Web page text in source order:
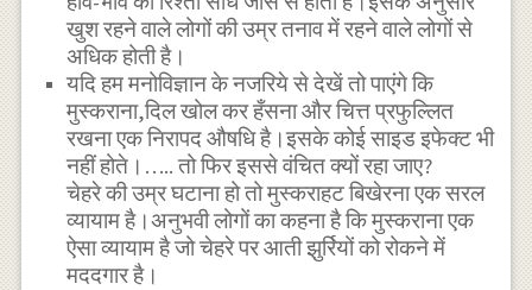
खुश रहने वाले लोगों की उम्र तनाव में रहने वाले लोगों से
अधिक होती है।
यदि हम मनोविज्ञान के नजरिये से देखें तो पाएंगे कि
मुस्कराना,दिल खोल कर हँसना और चित्त प्रफुल्लित
रखना एक निरापद औषधि है।इसके कोई साइड इफेक्ट भी
नहीं होते।….. तो फिर इससे वंचित क्यों रहा जाए?
चेहरे की उम्र घटाना हो तो मुस्कराहट बिखेरना एक सरल
व्यायाम है।अनुभवी लोगों का कहना है कि मुस्कराना एक
ऐसा व्यायाम है जो चेहरे पर आती झुर्रियों को रोकने में
मददगार है।